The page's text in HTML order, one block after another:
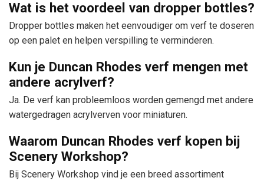
Wat is het voordeel van dropper bottles?
Dropper bottles maken het eenvoudiger om verf te doseren
op een palet en helpen verspilling te verminderen.
Kun je Duncan Rhodes verf mengen met
andere acrylverf?
Ja. De verf kan probleemloos worden gemengd met andere
watergedragen acrylverven voor miniaturen.
Waarom Duncan Rhodes verf kopen bij
Scenery Workshop?
Bij Scenery Workshop vind je een breed assortiment